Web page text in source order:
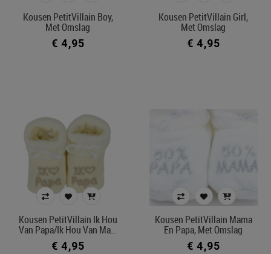
Kousen PetitVillain Boy,
Met Omslag
€ 4,95
Kousen PetitVillain Girl,
Met Omslag
€ 4,95
Kousen PetitVillain Ik Hou
Van Papa/Ik Hou Van Ma…
€ 4,95
Kousen PetitVillain Mama
En Papa, Met Omslag
€ 4,95